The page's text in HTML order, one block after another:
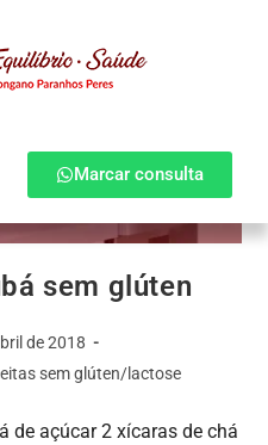
Marcar consulta
sem glúten
de 2018
sem glúten/lactose
de açúcar 2 xícaras de chá